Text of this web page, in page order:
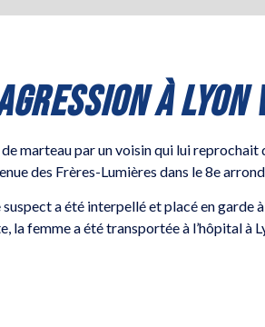
À LYON
marteau par un voisin qui lui
des Frères-Lumières dans le 8e
a été interpellé et placé en garde
la femme a été transportée à l’hôpital à